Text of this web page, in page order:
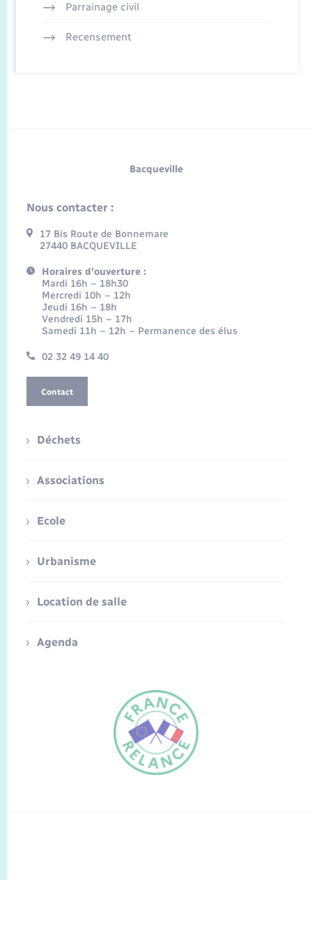
FR
Parrainage civil
Recensement
Bacqueville
Nous contacter :
17 Bis Route de Bonnemare
27440 BACQUEVILLE
Horaires d'ouverture :
Mardi 16h – 18h30
Mercredi 10h – 12h
Jeudi 16h – 18h
Vendredi 15h – 17h
Samedi 11h – 12h – Permanence des élus
02 32 49 14 40
Contact
Déchets
Associations
Ecole
Urbanisme
Location de salle
Agenda